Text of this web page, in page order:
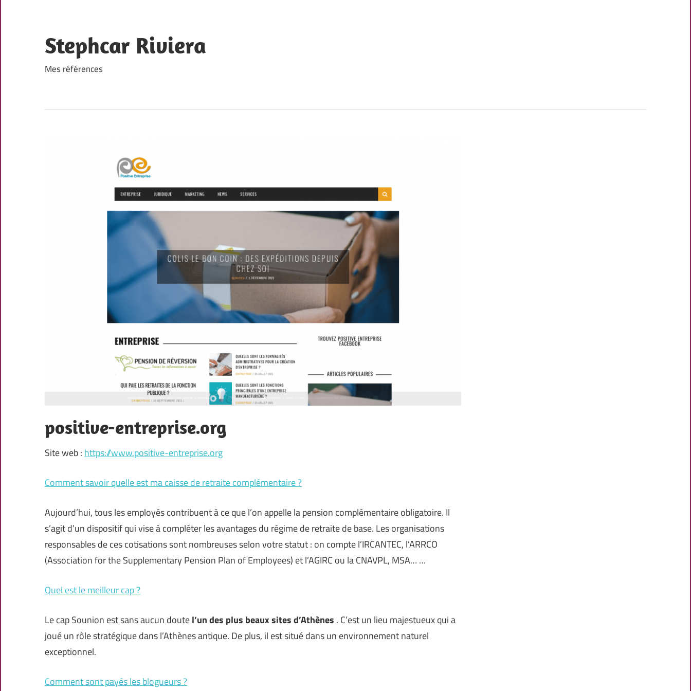
content
Stephcar Riviera
Mes références
positive-entreprise.org
Site web : https://www.positive-entreprise.org
Comment savoir quelle est ma caisse de retraite complémentaire ?
Aujourd’hui, tous les employés contribuent à ce que l’on appelle la pension complémentaire obligatoire. Il
s’agit d’un dispositif qui vise à compléter les avantages du régime de retraite de base. Les organisations
responsables de ces cotisations sont nombreuses selon votre statut : on compte l’IRCANTEC, l’ARRCO
(Association for the Supplementary Pension Plan of Employees) et l’AGIRC ou la CNAVPL, MSA… …
Quel est le meilleur cap ?
Le cap Sounion est sans aucun doutel’un des plus beaux sites d’Athènes . C’est un lieu majestueux qui a
joué un rôle stratégique dans l’Athènes antique. De plus, il est situé dans un environnement naturel
exceptionnel.
Comment sont payés les blogueurs ?